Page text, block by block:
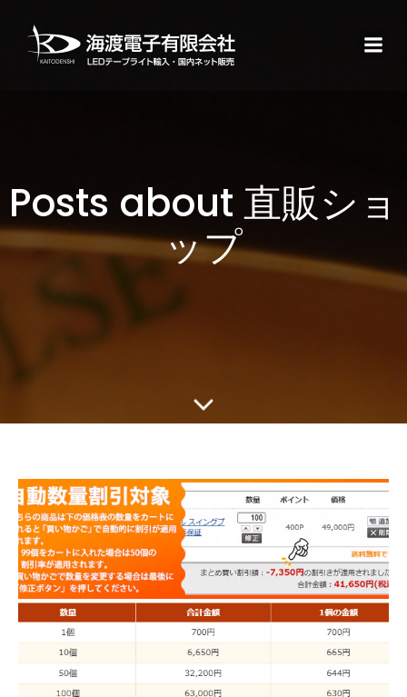
Posts about 直販ショ
ップ